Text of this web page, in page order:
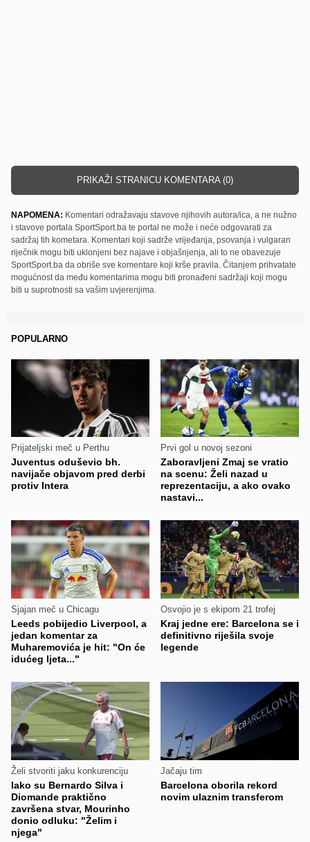
PRIKAŽI STRANICU KOMENTARA (0)
NAPOMENA: Komentari odražavaju stavove njihovih autora/ica, a ne nužno
i stavove portala SportSport.ba te portal ne može i neće odgovarati za
sadržaj tih kometara. Komentari koji sadrže vrijeđanja, psovanja i vulgaran
riječnik mogu biti uklonjeni bez najave i objašnjenja, ali to ne obavezuje
SportSport.ba da obriše sve komentare koji krše pravila. Čitanjem prihvatate
mogućnost da među komentarima mogu biti pronađeni sadržaji koji mogu
biti u suprotnosti sa vašim uvjerenjima.
POPULARNO
Prijateljski meč u Perthu
Juventus oduševio bh.
navijače objavom pred derbi
protiv Intera
Prvi gol u novoj sezoni
Zaboravljeni Zmaj se vratio
na scenu: Želi nazad u
reprezentaciju, a ako ovako
nastavi...
Sjajan meč u Chicagu
Leeds pobijedio Liverpool, a
jedan komentar za
Muharemovića je hit: "On će
idućeg ljeta..."
Osvojio je s ekipom 21 trofej
Kraj jedne ere: Barcelona se i
definitivno riješila svoje
legende
Želi stvoriti jaku konkurenciju
Iako su Bernardo Silva i
Diomande praktično
završena stvar, Mourinho
donio odluku: "Želim i
njega"
Jačaju tim
Barcelona oborila rekord
novim ulaznim transferom